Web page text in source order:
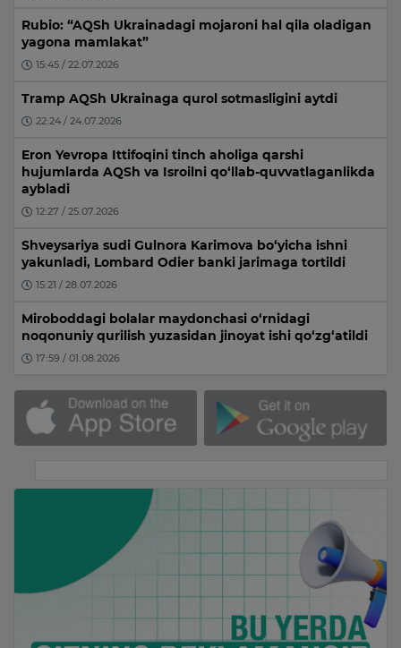
Rubio: “AQSh Ukrainadagi mojaroni hal qila oladigan
yagona mamlakat”
15:45 / 22.07.2026
Tramp AQSh Ukrainaga qurol sotmasligini aytdi
22:24 / 24.07.2026
Eron Yevropa Ittifoqini tinch aholiga qarshi
hujumlarda AQSh va Isroilni qo‘llab-quvvatlaganlikda
aybladi
12:27 / 25.07.2026
Shveysariya sudi Gulnora Karimova bo‘yicha ishni
yakunladi, Lombard Odier banki jarimaga tortildi
15:21 / 28.07.2026
Miroboddagi bolalar maydonchasi o‘rnidagi
noqonuniy qurilish yuzasidan jinoyat ishi qo‘zg‘atildi
17:59 / 01.08.2026